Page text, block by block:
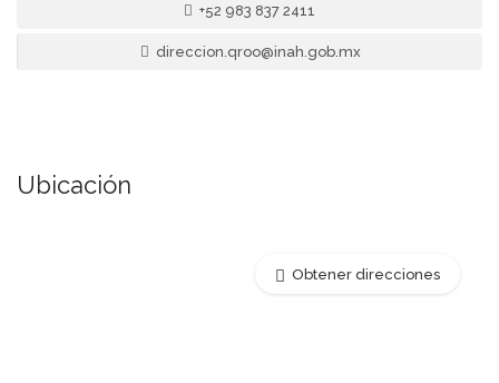
+52 983 837 2411
direccion.qroo@inah.gob.mx
Ubicación
Obtener direcciones